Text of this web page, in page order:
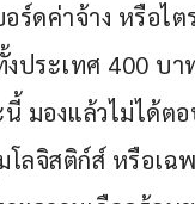
ร์ดค่าจ้าง หรือไ
ประเทศ 400 บ
มองแล้วไม่ได้ต
ลจิสติก์ส์ หรือเฉ